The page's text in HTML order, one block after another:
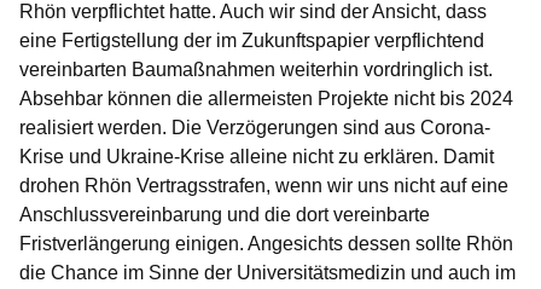
Rhön verpflichtet hatte. Auch wir sind der Ansicht, dass
eine Fertigstellung der im Zukunftspapier verpflichtend
vereinbarten Baumaßnahmen weiterhin vordringlich ist.
Absehbar können die allermeisten Projekte nicht bis 2024
realisiert werden. Die Verzögerungen sind aus Corona-
Krise und Ukraine-Krise alleine nicht zu erklären. Damit
drohen Rhön Vertragsstrafen, wenn wir uns nicht auf eine
Anschlussvereinbarung und die dort vereinbarte
Fristverlängerung einigen. Angesichts dessen sollte Rhön
die Chance im Sinne der Universitätsmedizin und auch im